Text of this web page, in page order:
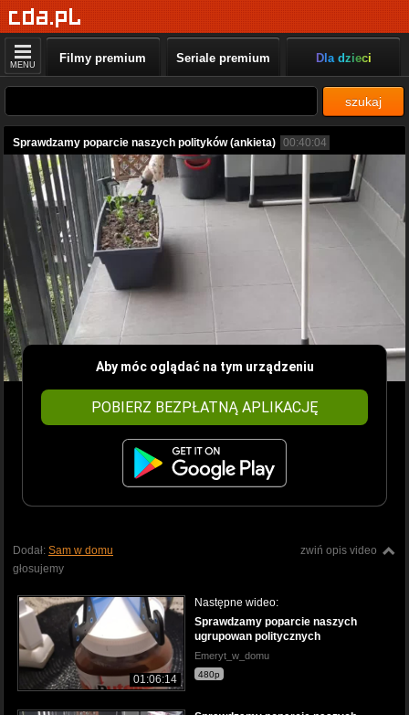
MENU Filmy premium Seriale premium Dla dzieci
szukaj
Sprawdzamy poparcie naszych polityków (ankieta) 00:40:04
Aby móc oglądać na tym urządzeniu
POBIERZ BEZPŁATNĄ APLIKACJĘ
zwiń opis video
Dodał: Sam w domu
głosujemy
01:06:14
Następne wideo:
Sprawdzamy poparcie naszych
ugrupowan politycznych
Emeryt_w_domu
480p